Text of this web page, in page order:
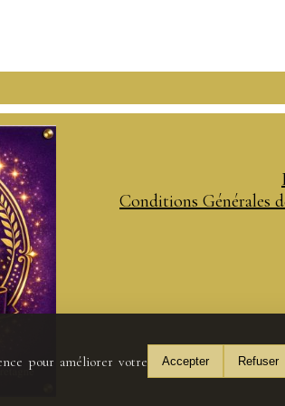
Conditions Générales
pour améliorer votre
Accepter Refuser